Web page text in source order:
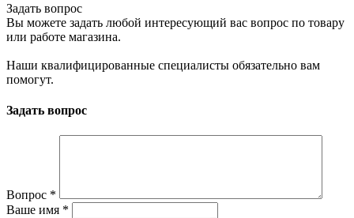
Задать вопрос
Вы можете задать любой интересующий вас вопрос по товару
или работе магазина.
Наши квалифицированные специалисты обязательно вам
помогут.
Задать вопрос
Вопрос *
Ваше имя *